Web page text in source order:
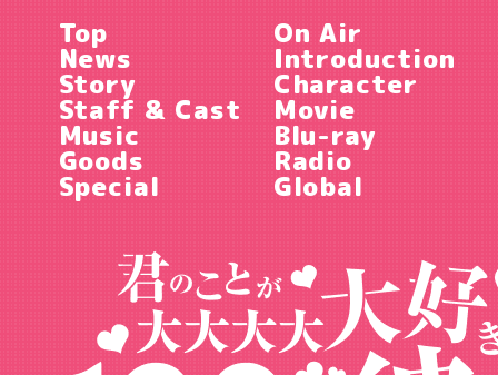
Top On Air
News Introduction
Story Character
Staff & Cast Movie
Music Blu-ray
Goods Radio
Special Global